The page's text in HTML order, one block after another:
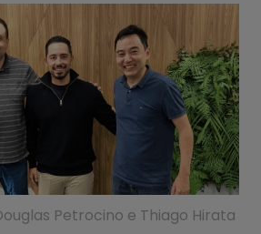
Petrocino e Thiago Hirata